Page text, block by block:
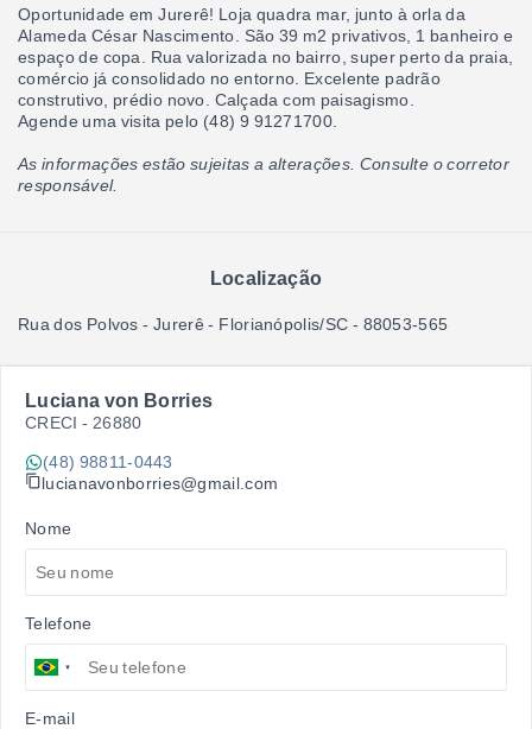
Oportunidade em Jurerê! Loja quadra mar, junto à orla da
Alameda César Nascimento. São 39 m2 privativos, 1 banheiro e
espaço de copa. Rua valorizada no bairro, super perto da praia,
comércio já consolidado no entorno. Excelente padrão
construtivo, prédio novo. Calçada com paisagismo.
Agende uma visita pelo (48) 9 91271700.
As informações estão sujeitas a alterações. Consulte o corretor
responsável.
Localização
Rua dos Polvos - Jurerê - Florianópolis/SC - 88053-565
Luciana von Borries
CRECI - 26880
(48) 98811-0443
lucianavonborries@gmail.com
Nome
Telefone
E-mail